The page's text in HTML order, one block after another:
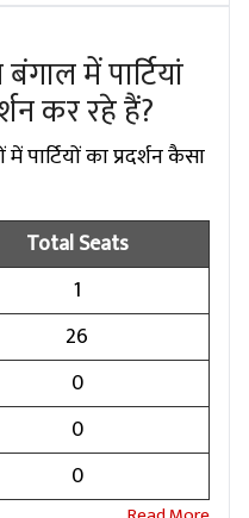
में पार्टियां
कर रहे हैं?
का प्रदर्शन कैसा
Total Seats
1
26
0
0
0